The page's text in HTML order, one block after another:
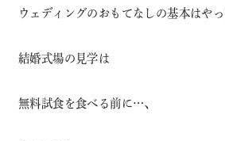
ウェディングのおもてなしの基本はや
結婚式場の見学は
無料試食を食べる前に…、